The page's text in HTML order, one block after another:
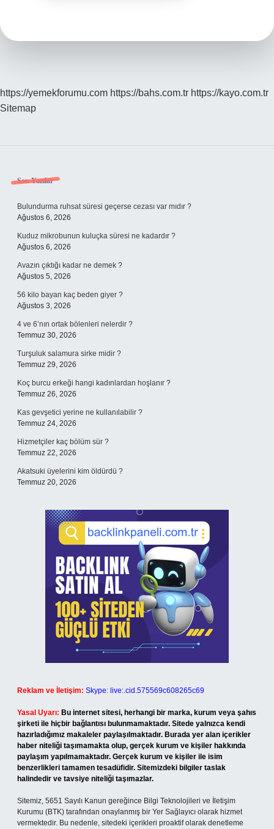
https://yemekforumu.com https://bahs.com.tr https://kayo.com.tr
Sitemap
Sidebar
Son Yazılar
Bulundurma ruhsat süresi geçerse cezası var mıdır ?
Ağustos 6, 2026
Kuduz mikrobunun kuluçka süresi ne kadardır ?
Ağustos 6, 2026
Avazın çıktığı kadar ne demek ?
Ağustos 5, 2026
56 kilo bayan kaç beden giyer ?
Ağustos 3, 2026
4 ve 6’nın ortak bölenleri nelerdir ?
Temmuz 30, 2026
Turşuluk salamura sirke midir ?
Temmuz 29, 2026
Koç burcu erkeği hangi kadınlardan hoşlanır ?
Temmuz 26, 2026
Kas gevşetici yerine ne kullanılabilir ?
Temmuz 24, 2026
Hizmetçiler kaç bölüm sür ?
Temmuz 22, 2026
Akatsuki üyelerini kim öldürdü ?
Temmuz 20, 2026
Reklam ve İletişim: Skype: live:.cid.575569c608265c69
Yasal Uyarı: Bu internet sitesi, herhangi bir marka, kurum veya şahıs
şirketi ile hiçbir bağlantısı bulunmamaktadır. Sitede yalnızca kendi
hazırladığımız makaleler paylaşılmaktadır. Burada yer alan içerikler
haber niteliği taşımamakta olup, gerçek kurum ve kişiler hakkında
paylaşım yapılmamaktadır. Gerçek kurum ve kişiler ile isim
benzerlikleri tamamen tesadüfidir. Sitemizdeki bilgiler taslak
halindedir ve tavsiye niteliği taşımazlar.
Sitemiz, 5651 Sayılı Kanun gereğince Bilgi Teknolojileri ve İletişim
Kurumu (BTK) tarafından onaylanmış bir Yer Sağlayıcı olarak hizmet
vermektedir. Bu nedenle, sitedeki içerikleri proaktif olarak denetleme